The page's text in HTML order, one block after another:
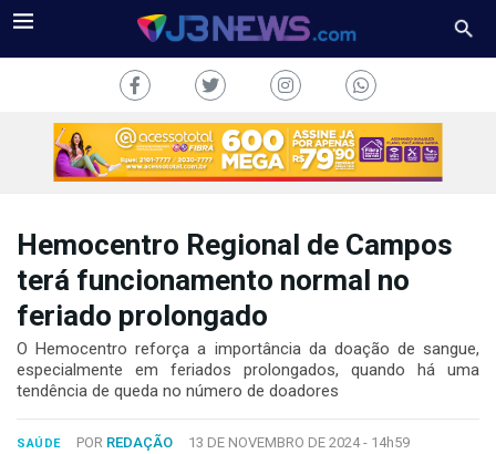
TV
COLUNAS
CONOSCO
Hemocentro Regional de Campos
terá funcionamento normal no
feriado prolongado
O Hemocentro reforça a importância da doação de sangue,
especialmente em feriados prolongados, quando há uma
tendência de queda no número de doadores
SAÚDE POR REDAÇÃO 13 DE NOVEMBRO DE 2024 - 14h59